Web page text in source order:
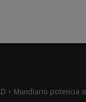
Mundiario potencia